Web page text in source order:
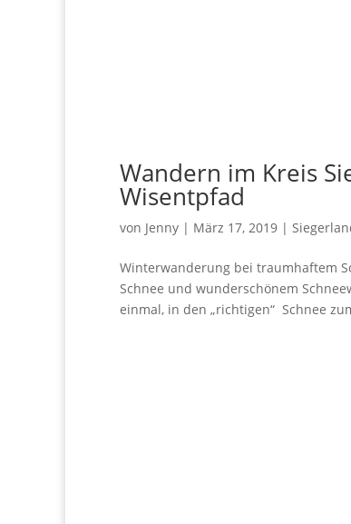
Wandern im Kreis
Wisentpfad
von Jenny | März 17, 2019 |
Winterwanderung bei traumhaftem
Schnee und wunderschönem
einmal, in den „richtigen“ Schnee